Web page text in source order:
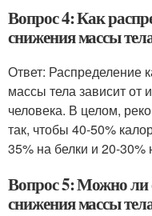
Вопрос 4: Как
снижения массы
Ответ: Распределение
массы тела зависит от
человека. В целом,
так, чтобы 40-50%
35% на белки и 20-
Вопрос 5: Можно ли
снижения массы